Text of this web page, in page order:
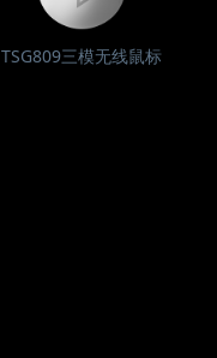
TSG809三模无线鼠标